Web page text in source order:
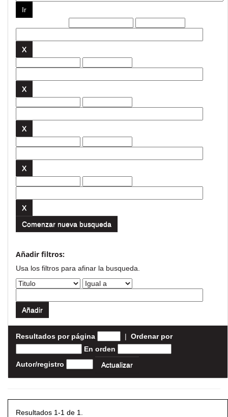
Comenzar nueva busqueda
Añadir filtros:
Usa los filtros para afinar la busqueda.
Resultados por página | Ordenar por
En orden
Autor/registro
Resultados 1-1 de 1.